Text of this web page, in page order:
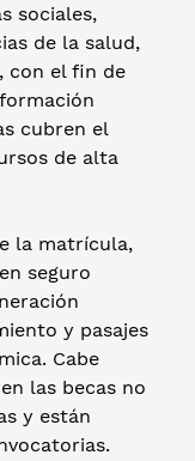
sociales,
de la salud,
con el fin de
cubren el
de alta
la matrícula,
seguro
y pasajes
Cabe
las becas no
y están